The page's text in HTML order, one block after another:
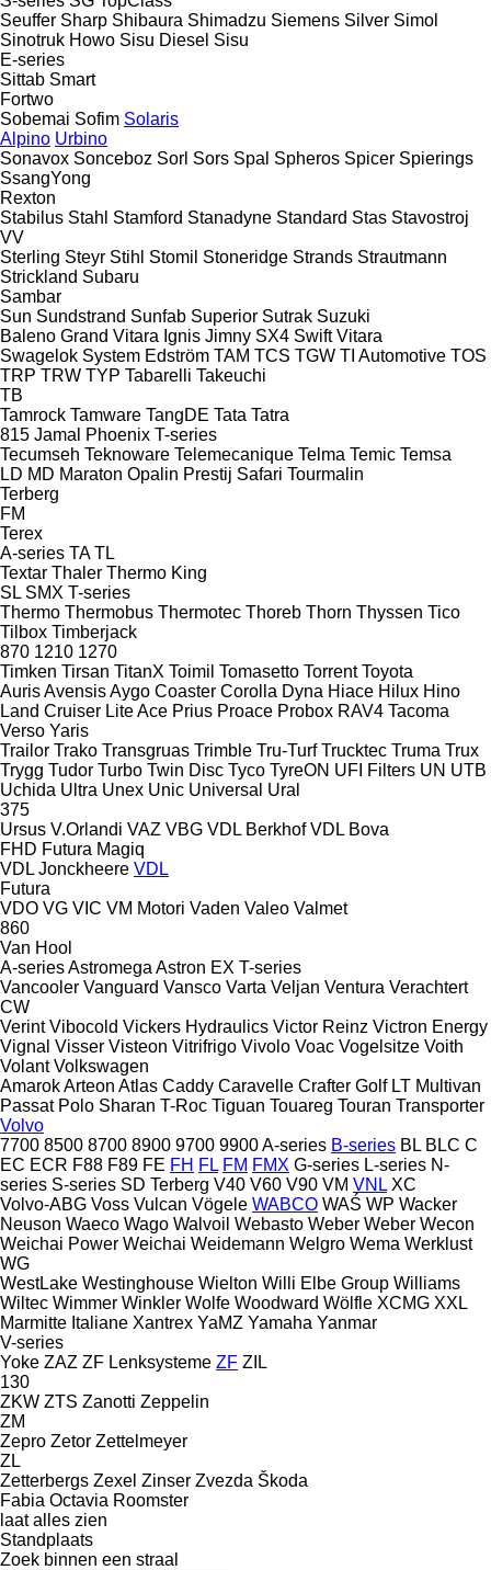
Seuffer Sharp Shibaura Shimadzu Siemens Silver Simol
Sinotruk Howo Sisu Diesel Sisu
E-series
Sittab Smart
Fortwo
Sobemai Sofim Solaris
Alpino Urbino
Sonavox Sonceboz Sorl Sors Spal Spheros Spicer Spierings
SsangYong
Rexton
Stabilus Stahl Stamford Stanadyne Standard Stas Stavostroj
VV
Sterling Steyr Stihl Stomil Stoneridge Strands Strautmann
Strickland Subaru
Sambar
Sun Sundstrand Sunfab Superior Sutrak Suzuki
Baleno Grand Vitara Ignis Jimny SX4 Swift Vitara
Swagelok System Edström TAM TCS TGW TI Automotive TOS
TRP TRW TYP Tabarelli Takeuchi
TB
Tamrock Tamware TangDE Tata Tatra
815 Jamal Phoenix T-series
Tecumseh Teknoware Telemecanique Telma Temic Temsa
LD MD Maraton Opalin Prestij Safari Tourmalin
Terberg
FM
Terex
A-series TA TL
Textar Thaler Thermo King
SL SMX T-series
Thermo Thermobus Thermotec Thoreb Thorn Thyssen Tico
Tilbox Timberjack
870 1210 1270
Timken Tirsan TitanX Toimil Tomasetto Torrent Toyota
AurisAvensisAygo Coaster Corolla Dyna Hiace Hilux Hino
Land Cruiser Lite Ace Prius Proace Probox RAV4 Tacoma
Verso Yaris
Trailor Trako Transgruas Trimble Tru-Turf Trucktec Truma Trux
Trygg Tudor Turbo Twin Disc Tyco TyreON UFI Filters UN UTB
Uchida Ultra Unex Unic Universal Ural
375
Ursus V.Orlandi VAZ VBG VDL Berkhof VDL Bova
FHD Futura Magiq
VDL Jonckheere VDL
Futura
VDO VG VIC VM Motori Vaden Valeo Valmet
860
Van Hool
A-seriesAstromega Astron EX T-series
Vancooler Vanguard Vansco Varta Veljan Ventura Verachtert
CW
Verint Vibocold Vickers Hydraulics Victor Reinz Victron Energy
Vignal Visser Visteon Vitrifrigo Vivolo Voac Vogelsitze Voith
Volant Volkswagen
AmarokArteon Atlas Caddy Caravelle Crafter Golf LT Multivan
Passat Polo Sharan T-Roc Tiguan Touareg Touran Transporter
Volvo
7700 8500 8700 8900 9700 9900A-series B-series BL BLC C
EC ECR F88 F89 FE FH FL FM FMX G-series L-series N-
series S-series SD Terberg V40 V60 V90 VM VNL XC
Volvo-ABG Voss Vulcan Vögele WABCO WAŚ WP Wacker
Neuson Waeco Wago Walvoil Webasto Weber Weber Wecon
Weichai Power Weichai Weidemann Welgro Wema Werklust
WG
WestLake Westinghouse Wielton Willi Elbe Group Williams
Wiltec Wimmer Winkler Wolfe Woodward Wölfle XCMG XXL
Marmitte Italiane Xantrex YaMZ Yamaha Yanmar
V-series
Yoke ZAZ ZF Lenksysteme ZF ZIL
130
ZKW ZTS Zanotti Zeppelin
ZM
Zepro Zetor Zettelmeyer
ZL
Zetterbergs Zexel Zinser Zvezda Škoda
Fabia Octavia Roomster
laat alles zien
Standplaats
Zoek binnen een straal